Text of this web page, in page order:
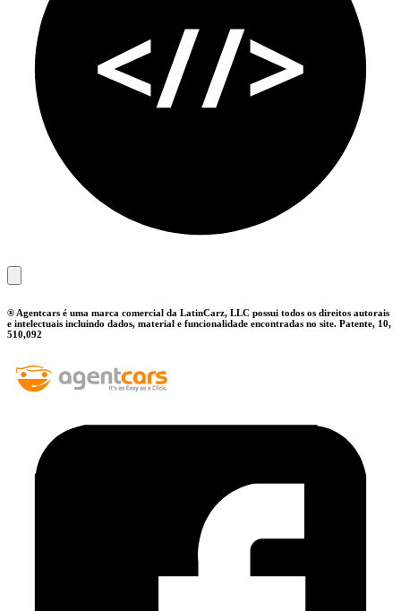
® Agentcars é uma marca comercial da LatinCarz, LLC possui todos os direitos autorais
e intelectuais incluindo dados, material e funcionalidade encontradas no site. Patente, 10,
510,092